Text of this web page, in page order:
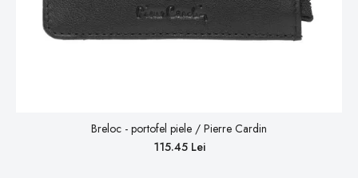
Breloc - portofel piele / Pierre Cardin
115.45 Lei